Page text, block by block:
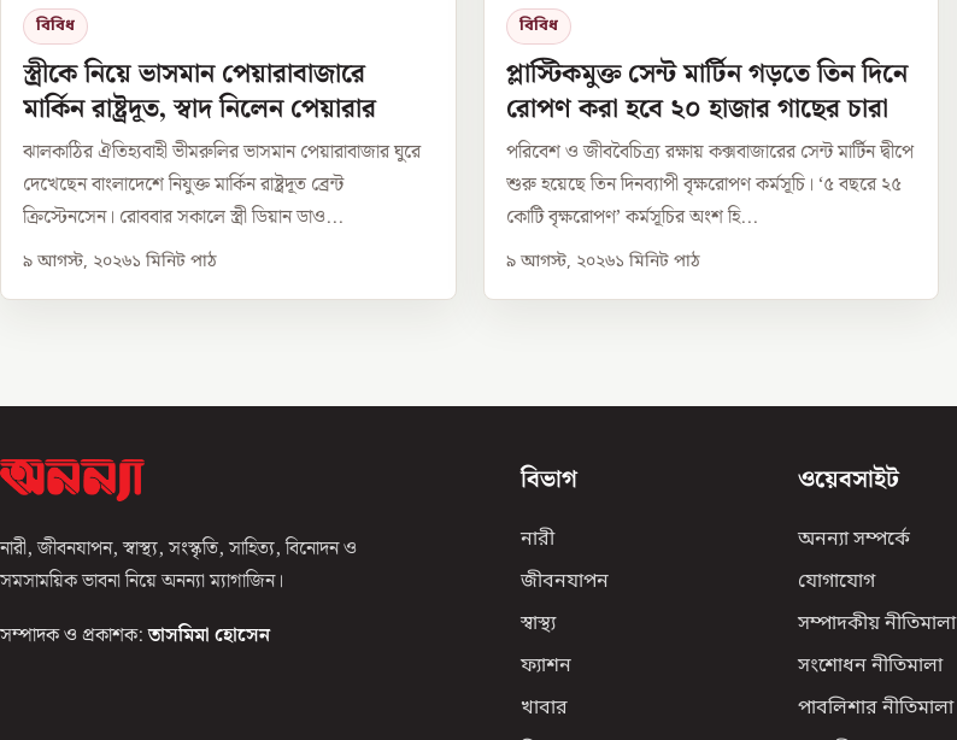
বিবিধ
স্ত্রীকে নিয়ে ভাসমান পেয়ারাবাজারে
মার্কিন রাষ্ট্রদূত, স্বাদ নিলেন পেয়ারার
ঝালকাঠির ঐতিহ্যবাহী ভীমরুলির ভাসমান পেয়ারাবাজার ঘুরে
দেখেছেন বাংলাদেশে নিযুক্ত মার্কিন রাষ্ট্রদূত ব্রেন্ট
ক্রিস্টেনসেন। রোববার সকালে স্ত্রী ডিয়ান ডাও...
৯ আগস্ট, ২০২৬১ মিনিট পাঠ
বিবিধ
প্লাস্টিকমুক্ত সেন্ট মার্টিন গড়তে তিন দিনে
রোপণ করা হবে ২০ হাজার গাছের চারা
পরিবেশ ও জীববৈচিত্র্য রক্ষায় কক্সবাজারের সেন্ট মার্টিন দ্বীপে
শুরু হয়েছে তিন দিনব্যাপী বৃক্ষরোপণ কর্মসূচি। ‘৫ বছরে ২৫
কোটি বৃক্ষরোপণ’ কর্মসূচির অংশ হি...
৯ আগস্ট, ২০২৬১ মিনিট পাঠ
নারী, জীবনযাপন, স্বাস্থ্য, সংস্কৃতি, সাহিত্য, বিনোদন ও
সমসাময়িক ভাবনা নিয়ে অনন্যা ম্যাগাজিন।
সম্পাদক ও প্রকাশক: তাসমিমা হোসেন
বিভাগ
নারী
জীবনযাপন
স্বাস্থ্য
ফ্যাশন
খাবার
ওয়েবসাইট
অনন্যা সম্পর্কে
যোগাযোগ
সম্পাদকীয় নীতিমালা
সংশোধন নীতিমালা
পাবলিশার নীতিমালা